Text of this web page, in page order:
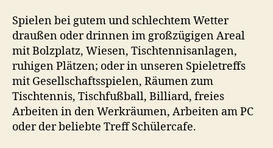
Spielen bei gutem und schlechtem Wetter
draußen oder drinnen im großzügigen Areal
mit Bolzplatz, Wiesen, Tischtennisanlagen,
ruhigen Plätzen; oder in unseren Spieletreffs
mit Gesellschaftsspielen, Räumen zum
Tischtennis, Tischfußball, Billiard, freies
Arbeiten in den Werkräumen, Arbeiten am PC
oder der beliebte Treff Schülercafe.